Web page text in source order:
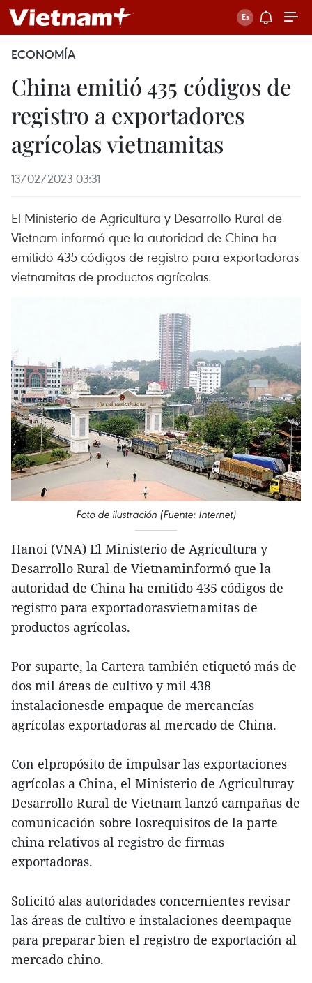
ECONOMÍA
China emitió 435 códigos de
registro a exportadores
agrícolas vietnamitas
13/02/2023 03:31
El Ministerio de Agricultura y Desarrollo Rural de
Vietnam informó que la autoridad de China ha
emitido 435 códigos de registro para exportadoras
vietnamitas de productos agrícolas.
Foto de ilustración (Fuente: Internet)
Hanoi (VNA) El Ministerio de Agricultura y
Desarrollo Rural de Vietnaminformó que la
autoridad de China ha emitido 435 códigos de
registro para exportadorasvietnamitas de
productos agrícolas.
Por suparte, la Cartera también etiquetó más de
dos mil áreas de cultivo y mil 438
instalacionesde empaque de mercancías
agrícolas exportadoras al mercado de China.
Con elpropósito de impulsar las exportaciones
agrícolas a China, el Ministerio de Agriculturay
Desarrollo Rural de Vietnam lanzó campañas de
comunicación sobre losrequisitos de la parte
china relativos al registro de firmas
exportadoras.
Solicitó alas autoridades concernientes revisar
las áreas de cultivo e instalaciones deempaque
para preparar bien el registro de exportación al
mercado chino.